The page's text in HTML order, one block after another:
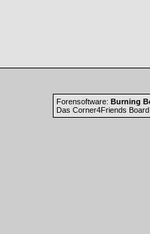
Forensoftware: Burning
Das Corner4Friends